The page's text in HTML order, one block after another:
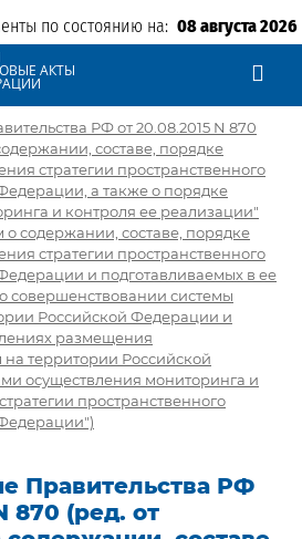
по состоянию на: 08 августа 2026
АКТЫ
РФ от 20.08.2015 N 870
составе, порядке
стратегии пространственного
а также о порядке
и контроля ее реализации"
содержании, составе, порядке
стратегии пространственного
и подготавливаемых в ее
совершенствовании системы
Российской Федерации и
размещения
территории Российской
осуществления мониторинга и
пространственного
Правительства РФ
870 (ред. от